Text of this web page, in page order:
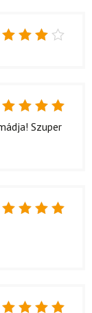
/ 5
Szuper